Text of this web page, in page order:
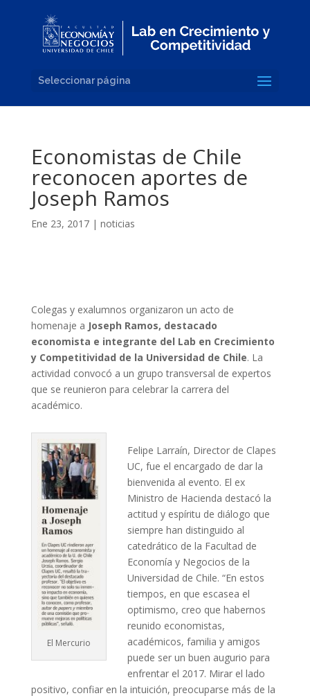
Seleccionar página
Economistas de Chile
reconocen aportes de
Joseph Ramos
Ene 23, 2017| noticias
Colegas y exalumnos organizaron un acto de
homenaje a Joseph Ramos, destacado
economista e integrante del Lab en Crecimiento
y Competitividad de la Universidad de Chile. La
actividad convocó a un grupo transversal de expertos
que se reunieron para celebrar la carrera del
académico.
El Mercurio
Felipe Larraín, Director de Clapes
UC, fue el encargado de dar la
bienvenida al evento. El ex
Ministro de Hacienda destacó la
actitud y espíritu de diálogo que
siempre han distinguido al
catedrático de la Facultad de
Economía y Negocios de la
Universidad de Chile. “En estos
tiempos, en que escasea el
optimismo, creo que habernos
reunido economistas,
académicos, familia y amigos
puede ser un buen augurio para
enfrentar el 2017. Mirar el lado
positivo, confiar en la intuición, preocuparse más de la